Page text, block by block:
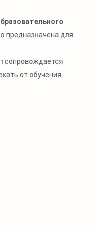
предназначена для
сопровождается
от обучения.